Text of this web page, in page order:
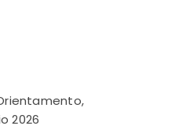
,
2026